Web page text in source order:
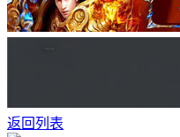
返回列表